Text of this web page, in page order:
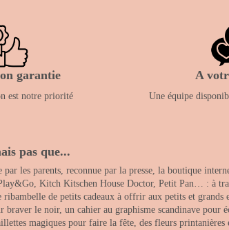
garantie
est notre priorité
A
Une équipe
pas que...
les parents, reconnue par la presse, la boutique
Kitch Kitschen House Doctor, Petit Pan… : à
de petits cadeaux à offrir aux petits et grands
le noir, un cahier au graphisme scandinave pour
magiques pour faire la fête, des fleurs printanières